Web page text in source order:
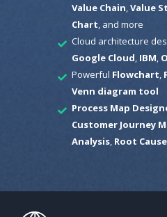
Value Chain Value
Chart , and more
Cloud architecture
Google Cloud IBM
Powerful Flowchart
Venn diagram tool
Process Map
Customer Journey
Analysis, Root Cause